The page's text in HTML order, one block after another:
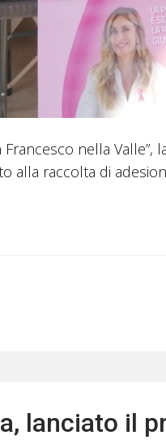
nella
alla raccolta di
lanciato il